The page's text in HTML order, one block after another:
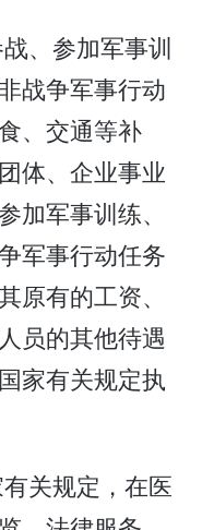
、参加军事训
战争军事行动
、交通等补
体、企业事业
加军事训练、
军事行动任务
原有的工资、
员的其他待遇
家有关规定执
关规定，在医